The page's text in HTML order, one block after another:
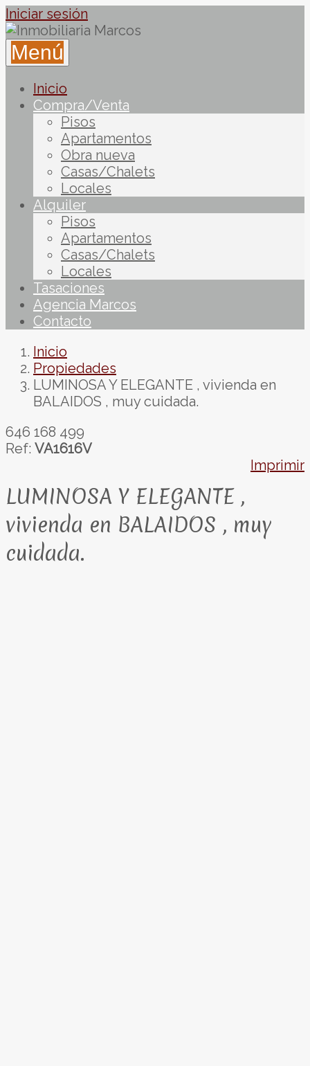
Iniciar sesión
Menú
Inicio
Compra/Venta
Pisos
Apartamentos
Obra nueva
Casas/Chalets
Locales
Alquiler
Pisos
Apartamentos
Casas/Chalets
Locales
Tasaciones
Agencia Marcos
Contacto
Inicio
Propiedades
LUMINOSA Y ELEGANTE , vivienda en
BALAIDOS , muy cuidada.
646 168 499
Ref: VA1616V
Imprimir
LUMINOSA Y ELEGANTE ,
vivienda en BALAIDOS , muy
cuidada.